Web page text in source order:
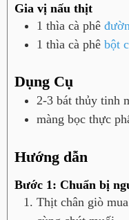
Gia vị nấu thịt
1 thìa cà phê
1 thìa cà phê bột
Dụng Cụ
2-3 bát thủy tinh
màng bọc thực
Hướng dẫn
Bước 1: Chuẩn bị
Thịt chân giò